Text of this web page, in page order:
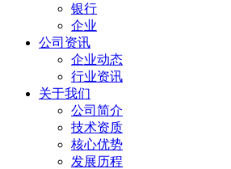
银行
企业
公司资讯
企业动态
行业资讯
关于我们
公司简介
技术资质
核心优势
发展历程